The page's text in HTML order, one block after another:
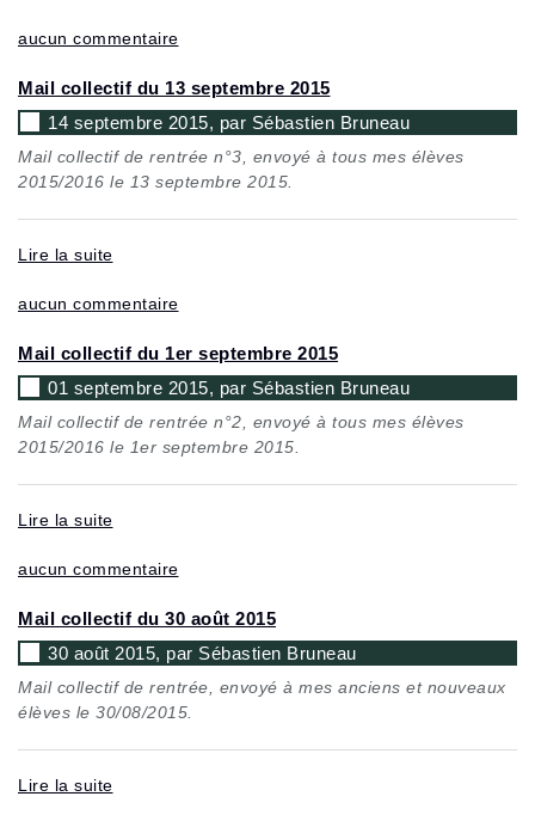
aucun commentaire
Mail collectif du 13 septembre 2015
14 septembre 2015, par Sébastien Bruneau
Mail collectif de rentrée n°3, envoyé à tous mes élèves
2015/2016 le 13 septembre 2015.
Lire la suite
aucun commentaire
Mail collectif du 1er septembre 2015
01 septembre 2015, par Sébastien Bruneau
Mail collectif de rentrée n°2, envoyé à tous mes élèves
2015/2016 le 1er septembre 2015.
Lire la suite
aucun commentaire
Mail collectif du 30 août 2015
30 août 2015, par Sébastien Bruneau
Mail collectif de rentrée, envoyé à mes anciens et nouveaux
élèves le 30/08/2015.
Lire la suite